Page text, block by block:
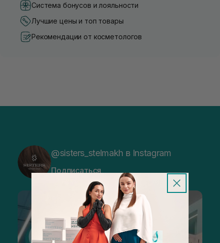
Система бонусов и лояльности
Лучшие цены и топ товары
Рекомендации от косметологов
@sisters_stelmakh в Instagram
Подписаться